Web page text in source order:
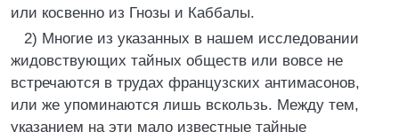
или косвенно из Гнозы и Каббалы.
2) Многие из указанных в нашем исследовании
жидовствующих тайных обществ или вовсе не
встречаются в трудах французских антимасонов,
или же упоминаются лишь вскользь. Между тем,
указанием на эти мало известные тайные